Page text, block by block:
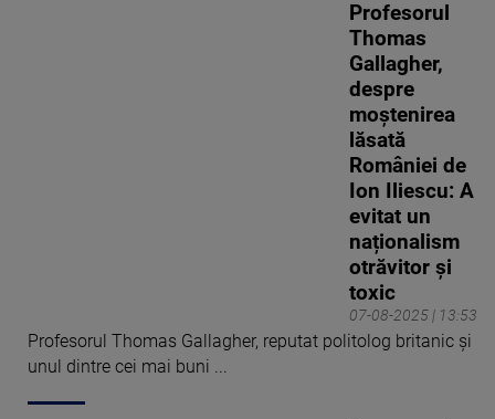
07-08-2025 | 13:53
Profesorul
Thomas
Gallagher,
despre
moștenirea
lăsată
României de
Ion Iliescu: A
evitat un
naționalism
otrăvitor și
toxic
Profesorul Thomas Gallagher, reputat politolog britanic și
unul dintre cei mai buni ...